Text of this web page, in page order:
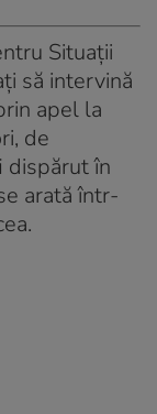
Situaţii
să intervină
apel la
de
dispărut în
arată într-